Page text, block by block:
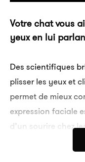
Votre chat vous
yeux en lui
Des scien­ti­fiques
plis­ser les yeux et
permet de mieux
expres­sion faciale
d’un sourire chez
Les chats